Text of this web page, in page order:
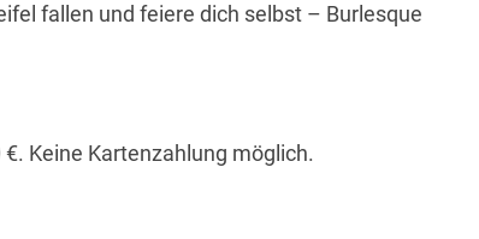
fallen und feiere dich selbst – Burlesque
Keine Kartenzahlung möglich.